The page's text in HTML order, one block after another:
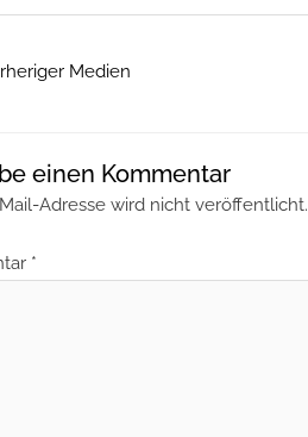
Medien
einen Kommentar
Adresse wird nicht veröffentlicht.
*